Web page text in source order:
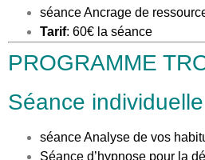
séance Ancrage de
Tarif: 60€ la séance
PROGRAMME
Séance individuelle
séance Analyse de vos
Séance d’hypnose pour la